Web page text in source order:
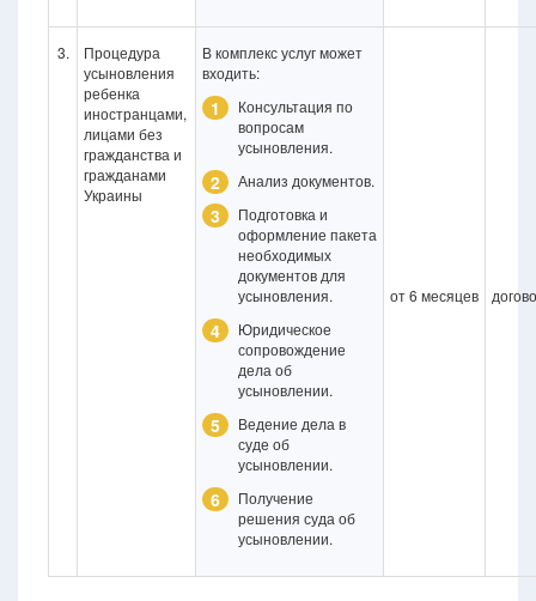
3.
Процедура
усыновления
ребенка
иностранцами,
лицами без
гражданства и
гражданами
Украины
В комплекс услуг может
входить:
1
Консультация по
вопросам
усыновления.
2 Анализ документов.
3
Подготовка и
оформление пакета
необходимых
документов для
усыновления.
4
Юридическое
сопровождение
дела об
усыновлении.
5
Ведение дела в
суде об
усыновлении.
6
Получение
решения суда об
усыновлении.
от 6 месяцев